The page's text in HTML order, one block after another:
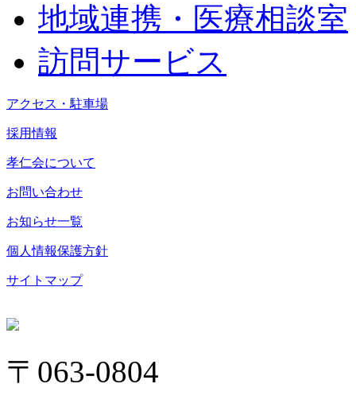
地域連携・医療相談室
訪問サービス
アクセス・駐車場
採用情報
孝仁会について
お問い合わせ
お知らせ一覧
個人情報保護方針
サイトマップ
〒063-0804